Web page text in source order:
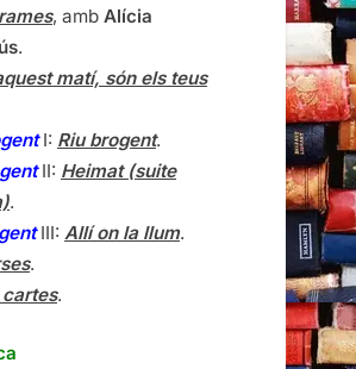
, amb Alícia
.
matí, són els teus
I: Riu brogent.
II: Heimat (suite
.
III: Allí on la llum.
.
cartes.